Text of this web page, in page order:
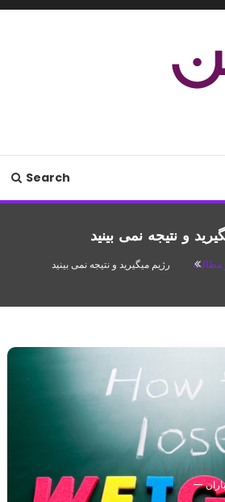
Search
و نتیجه نمی بینید
مطالب رژیم میگیرید و نتیجه نمی بینید